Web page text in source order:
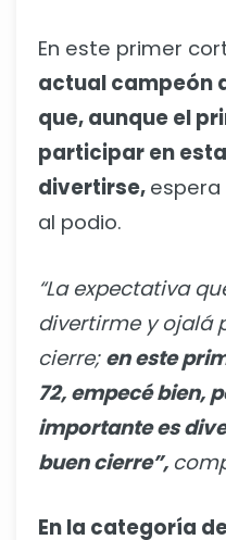
En este primer
actual campeón
que, aunque el
participar en
divertirse, espera
al podio.
“La expectativa
divertirme y ojalá
cierre; en este
72, empecé bien,
importante es
buen cierre”,
En la categoría